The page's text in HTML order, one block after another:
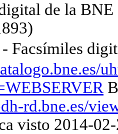
de la BNE
Facsímiles
rd.bne.es/
visto 2014-